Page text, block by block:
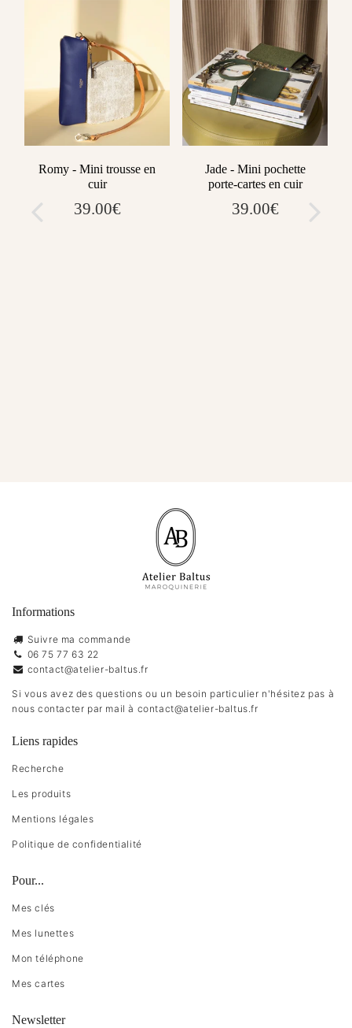
Romy - Mini trousse en
cuir
Prix
39.00€39.00€
Jade - Mini pochette
porte-cartes en cuir
Prix
39.00€39.00€
Informations
Suivre ma commande
06 75 77 63 22
contact@atelier-baltus.fr
Si vous avez des questions ou un besoin particulier n'hésitez pas à
nous contacter par mail à contact@atelier-baltus.fr
Liens rapides
Recherche
Les produits
Mentions légales
Politique de confidentialité
Pour...
Mes clés
Mes lunettes
Mon téléphone
Mes cartes
Newsletter